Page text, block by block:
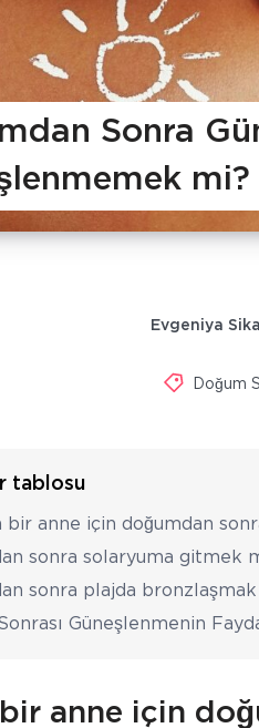
Sonra
mi?
Evgeniya
Doğum
tablosu
bir anne için doğumdan
sonra solaryuma gitmek
sonra plajda
Güneşlenmenin
anne için